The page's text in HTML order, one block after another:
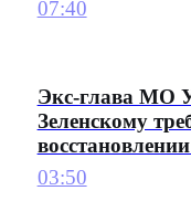
07:40
Экс-глава МО
Зеленскому
03:50